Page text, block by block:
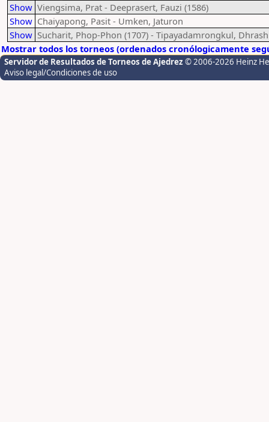
Show Viengsima, Prat - Deeprasert, Fauzi (1586)
Show Chaiyapong, Pasit - Umken, Jaturon
Show Sucharit, Phop-Phon (1707) - Tipayadamrongkul, Dhrash
Mostrar todos los torneos (ordenados cronólogicamente
Servidor de Resultados de Torneos de Ajedrez © 2006-2026 Heinz
Aviso legal/Condiciones de uso